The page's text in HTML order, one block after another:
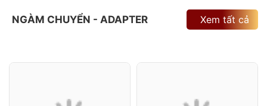
NGÀM CHUYỂN - ADAPTER Xem tất cả